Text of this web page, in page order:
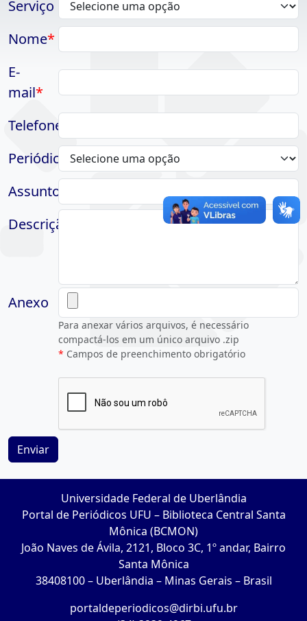
Serviço
Nome
E-
mail
Telefone
Periódico
Assunto
Descrição
Anexo
Para anexar vários arquivos, é necessário
compactá-los em um único arquivo .zip
Campos de preenchimento obrigatório
Enviar
Universidade Federal de Uberlândia
Portal de Periódicos UFU – Biblioteca Central Santa
Mônica (BCMON)
João Naves de Ávila, 2121, Bloco 3C, 1º andar, Bairro
Santa Mônica
38408100 – Uberlândia – Minas Gerais – Brasil
portaldeperiodicos@dirbi.ufu.br